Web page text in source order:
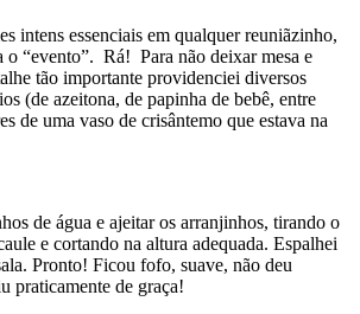
intens essenciais em qualquer reuniãzinho,
o “evento”. Rá! Para não deixar mesa e
tão importante providenciei diversos
(de azeitona, de papinha de bebê, entre
de uma vaso de crisântemo que estava na
de água e ajeitar os arranjinhos, tirando o
e cortando na altura adequada. Espalhei
Pronto! Ficou fofo, suave, não deu
praticamente de graça!